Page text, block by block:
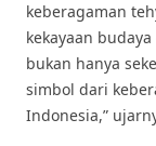
keberagaman
kekayaan
bukan hanya
simbol dari
Indonesia,”